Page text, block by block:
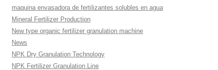
maquina envasadora de fertilizantes solubles en agua
Mineral Fertilizer Production
New type organic fertilizer granulation machine
News
NPK Dry Granulation Technology
NPK Fertilizer Granulation Line